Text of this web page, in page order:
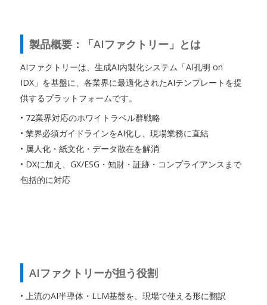
製品概要：「AIファクトリー」とは
AIファクトリーは、生成AI内製化システム「AI孔明 on
IDX」を基盤に、各業界に最適化されたAIテンプレートを提
供するプラットフォームです。
• 72業界対応のホワイトラベル群戦略
• 業界必須ガイドラインをAI化し、現場業務に直結
• 属人化・紙文化・データ散在を解消
• DXに加え、GX/ESG・知財・証跡・コンプライアンスまで
包括的に対応
AIファクトリーが担う役割
• 上流のAI半導体・LLM基盤を、現場で使える形に翻訳